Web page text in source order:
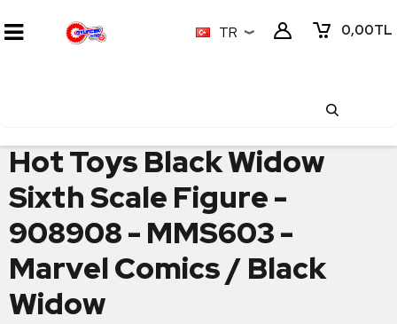
0,00TL
TR
Hot Toys Black Widow
Sixth Scale Figure -
908908 - MMS603 -
Marvel Comics / Black
Widow